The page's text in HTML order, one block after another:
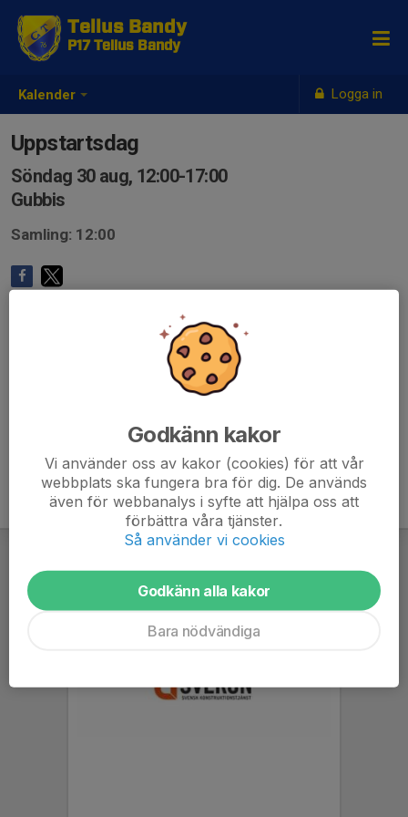
Kalender Logga in
Tellus Bandy
P17 Tellus Bandy
Uppstartsdag
Söndag 30 aug, 12:00-17:00
Gubbis
Samling: 12:00
Godkänn kakor
Vi använder oss av kakor (cookies) för att vår
webbplats ska fungera bra för dig. De används
även för webbanalys i syfte att hjälpa oss att
förbättra våra tjänster.
Så använder vi cookies
Godkänn alla kakor
Bara nödvändiga